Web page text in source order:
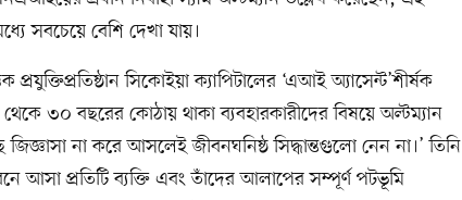
সবচেয়ে বেশি দেখা যায়।
প্রযুক্তিপ্রতিষ্ঠান সিকোইয়া ক্যাপিটালের ‘এআই অ্যাসেন্ট’শীর্ষক
৩০ বছরের কোঠায় থাকা ব্যবহারকারীদের বিষয়ে অল্টম্যান
জিজ্ঞাসা না করে আসলেই জীবনঘনিষ্ঠ সিদ্ধান্তগুলো নেন না।’ তিনি
আসা প্রতিটি ব্যক্তি এবং তাঁদের আলাপের সম্পূর্ণ পটভূমি